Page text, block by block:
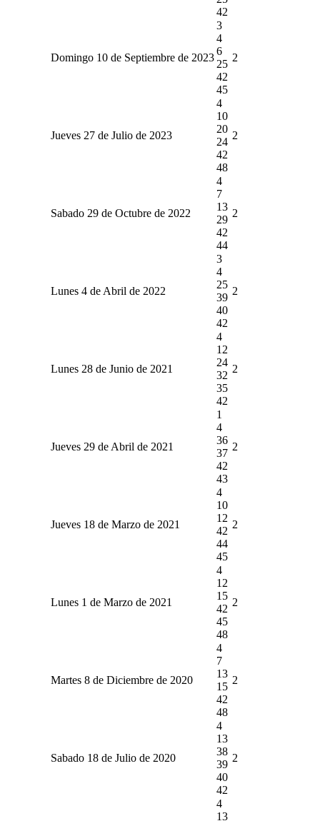
42
Domingo 10 de Septiembre de 2023
3
4
6
25
42
45
2
Jueves 27 de Julio de 2023
4
10
20
24
42
48
2
Sabado 29 de Octubre de 2022
4
7
13
29
42
44
2
Lunes 4 de Abril de 2022
3
4
25
39
40
42
2
Lunes 28 de Junio de 2021
4
12
24
32
35
42
2
Jueves 29 de Abril de 2021
1
4
36
37
42
43
2
Jueves 18 de Marzo de 2021
4
10
12
42
44
45
2
Lunes 1 de Marzo de 2021
4
12
15
42
45
48
2
Martes 8 de Diciembre de 2020
4
7
13
15
42
48
2
Sabado 18 de Julio de 2020
4
13
38
39
40
42
2
4
13